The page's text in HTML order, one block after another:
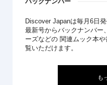
Discover Japanは毎月6日
最新号からバックナンバー
ーズなどの 関連ムック本
覧いただけます。
も